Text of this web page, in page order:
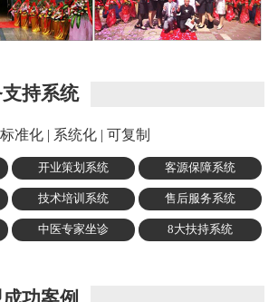
持系统
标准化 | 系统化 | 可复制
开业策划系统 客源保障系统
技术培训系统 售后服务系统
中医专家坐诊 8大扶持系统